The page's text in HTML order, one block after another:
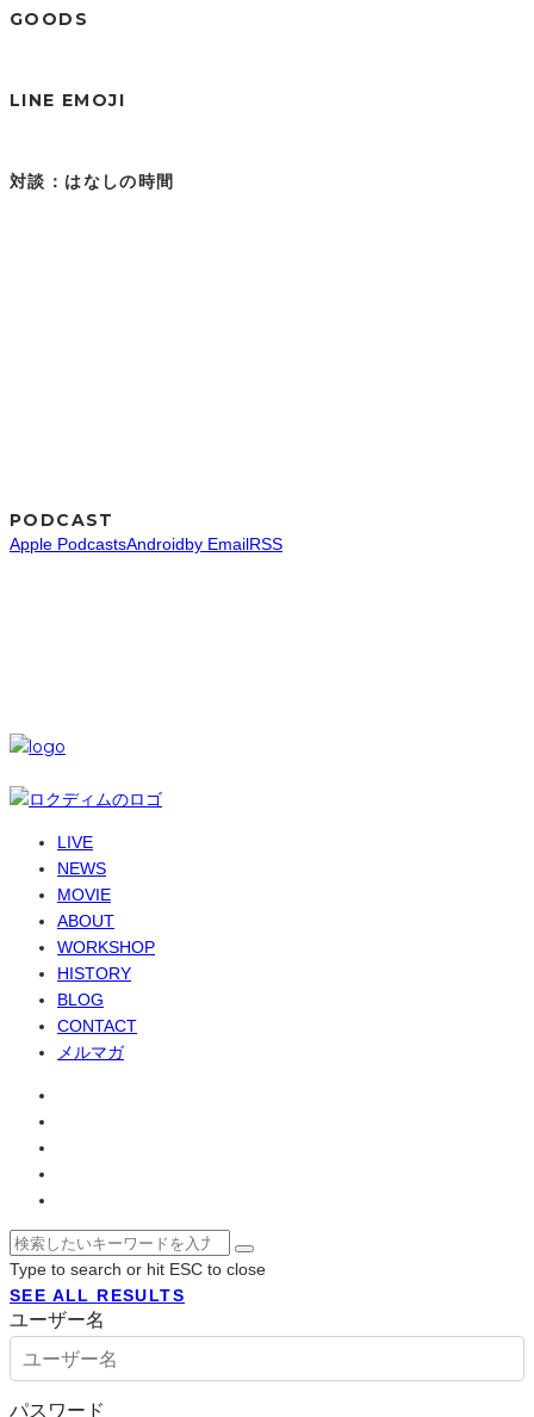
GOODS
LINE EMOJI
対談：はなしの時間
PODCAST
Apple PodcastsAndroidby EmailRSS
LIVE
NEWS
MOVIE
ABOUT
WORKSHOP
HISTORY
BLOG
CONTACT
メルマガ
Type to search or hit ESC to close
SEE ALL RESULTS
ユーザー名
パスワード